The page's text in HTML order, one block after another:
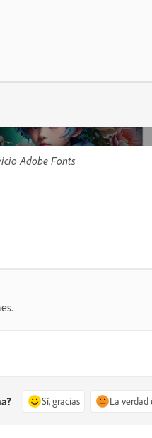
Adobe Fonts
Sí, gracias La verdad